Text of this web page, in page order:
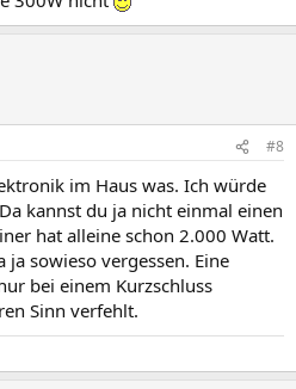
#8
im Haus was. Ich würde
kannst du ja nicht einmal einen
hat alleine schon 2.000 Watt.
ja sowieso vergessen. Eine
bei einem Kurzschluss
Sinn verfehlt.